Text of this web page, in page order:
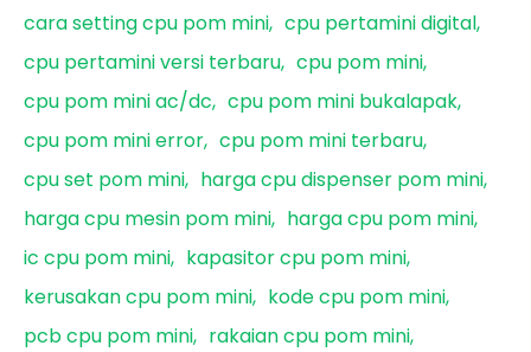
cara setting cpu pom mini cpu pertamini digital
cpu pertamini versi terbaru cpu pom mini
cpu pom mini ac/dc
cpu pom mini bukalapak
cpu pom mini error cpu pom mini terbaru
cpu set pom mini
harga cpu dispenser pom mini
harga cpu mesin pom mini
harga cpu pom mini
ic cpu pom mini
kapasitor cpu pom mini
kerusakan cpu pom mini
kode cpu pom mini
pcb cpu pom mini
rakaian cpu pom mini